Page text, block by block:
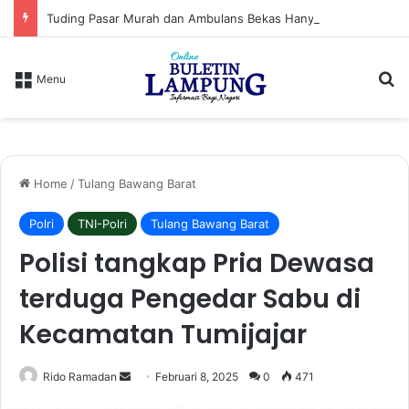
Menu
Home /Tulang Bawang Barat
Polri TNI-Polri Tulang Bawang Barat
Polisi tangkap Pria Dewasa
terduga Pengedar Sabu di
Kecamatan Tumijajar
Rido Ramadan Februari 8, 2025 0 471